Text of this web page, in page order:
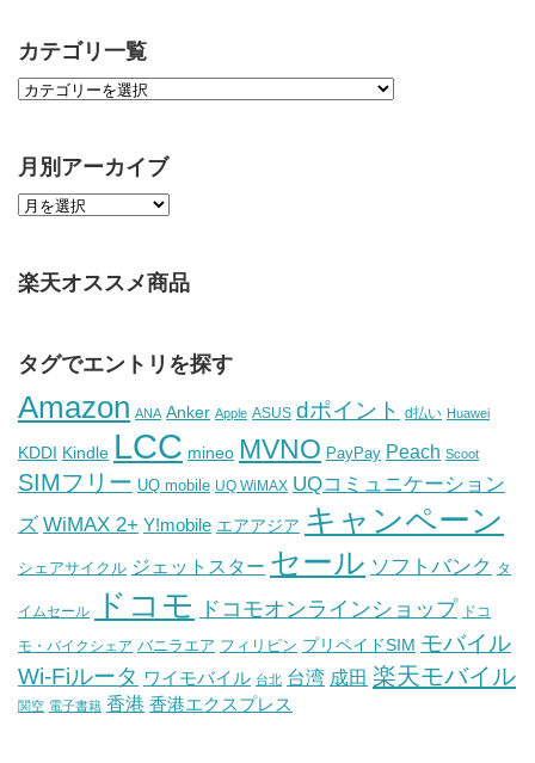
カテゴリ一覧
月別アーカイブ
楽天オススメ商品
タグでエントリを探す
Amazon ANA Anker Apple ASUS dポイント d払い Huawei
KDDI Kindle LCC mineo MVNO PayPay Peach Scoot
SIMフリー UQ mobile UQ WiMAX UQコミュニケーション
ズ WiMAX 2+ Y!mobile エアアジア キャンペーン
シェアサイクル ジェットスター セール ソフトバンク タ
イムセール ドコモ ドコモオンラインショップ ドコ
モ・バイクシェア バニラエア フィリピン プリペイドSIM モバイル
Wi-Fiルータ ワイモバイル 台北 台湾 成田 楽天モバイル
関空 電子書籍 香港 香港エクスプレス